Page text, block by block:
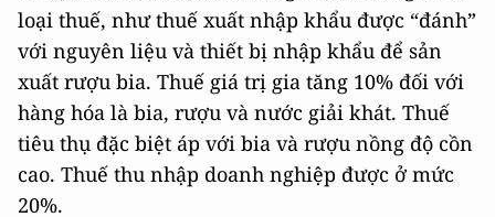
loại thuế, như thuế xuất nhập khẩu được “đánh”
với nguyên liệu và thiết bị nhập khẩu để sản
xuất rượu bia. Thuế giá trị gia tăng 10% đối với
hàng hóa là bia, rượu và nước giải khát. Thuế
tiêu thụ đặc biệt áp với bia và rượu nồng độ cồn
cao. Thuế thu nhập doanh nghiệp được ở mức
20%.